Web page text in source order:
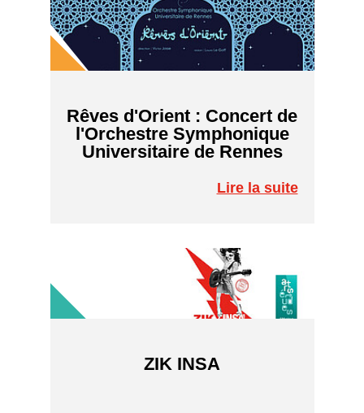
Rêves d'Orient : Concert de
l'Orchestre Symphonique
Universitaire de Rennes
Lire la suite
ZIK INSA